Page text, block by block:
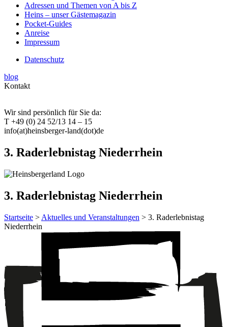
Adressen und Themen von A bis Z
Heins – unser Gästemagazin
Pocket-Guides
Anreise
Impressum
Datenschutz
blog
Kontakt
Wir sind persönlich für Sie da:
T +49 (0) 24 52/13 14 – 15
info(at)heinsberger-land(dot)de
3. Raderlebnistag Niederrhein
3. Raderlebnistag Niederrhein
Startseite > Aktuelles und Veranstaltungen > 3. Raderlebnistag
Niederrhein